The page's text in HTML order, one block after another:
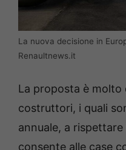
La nuova decisione in
Renaultnews.it
La proposta è molto
costruttori, i quali
annuale, a
consente alle case